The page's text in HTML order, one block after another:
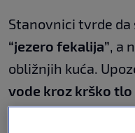
Stanovnici tvrde da
“jezero fekalija”, a
obližnjih kuća.
vode kroz krško
kanjonu Krke,